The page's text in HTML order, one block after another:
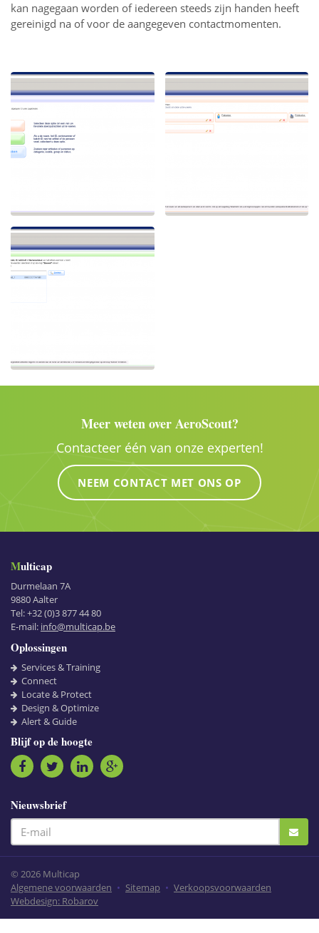
kan nagegaan worden of iedereen steeds zijn handen heeft
gereinigd na of voor de aangegeven contactmomenten.
Meer weten over AeroScout?
Contacteer één van onze experten!
NEEM CONTACT MET ONS OP
Multicap
Durmelaan 7A
9880Aalter
Tel:+32 (0)3 877 44 80
E-mail: info@multicap.be
Oplossingen
Services & Training
Connect
Locate & Protect
Design & Optimize
Alert & Guide
Blijf op de hoogte
Nieuwsbrief
© 2026 Multicap
Algemene voorwaarden • Sitemap • Verkoopsvoorwaarden
Webdesign: Robarov